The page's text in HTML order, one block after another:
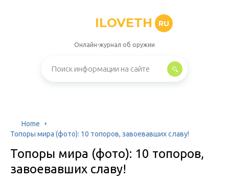
ILOVETH RU
Онлайн-журнал об оружии
Home
Топоры мира (фото): 10 топоров, завоевавших славу!
Топоры мира (фото): 10 топоров,
завоевавших славу!